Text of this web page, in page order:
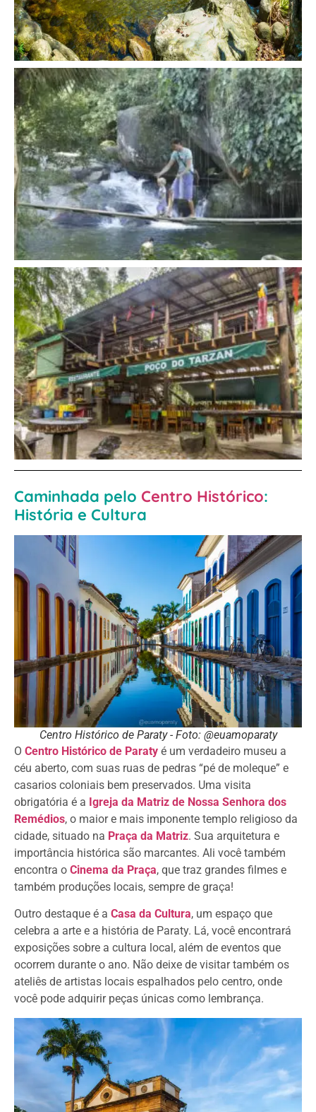
Caminhada pelo Centro Histórico:
História e Cultura
Centro Histórico de Paraty - Foto: @euamoparaty
O Centro Histórico de Paraty é um verdadeiro museu a
céu aberto, com suas ruas de pedras “pé de moleque” e
casarios coloniais bem preservados. Uma visita
obrigatória é a Igreja da Matriz de Nossa Senhora dos
Remédios, o maior e mais imponente templo religioso da
cidade, situado na Praça da Matriz. Sua arquitetura e
importância histórica são marcantes. Ali você também
encontra o Cinema da Praça, que traz grandes filmes e
também produções locais, sempre de graça!
Outro destaque é a Casa da Cultura, um espaço que
celebra a arte e a história de Paraty. Lá, você encontrará
exposições sobre a cultura local, além de eventos que
ocorrem durante o ano. Não deixe de visitar também os
ateliês de artistas locais espalhados pelo centro, onde
você pode adquirir peças únicas como lembrança.